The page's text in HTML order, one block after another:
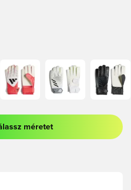
vagy a tagként való
méretet